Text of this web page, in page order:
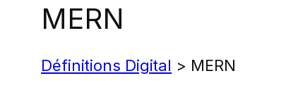
MERN
Définitions Digital > MERN